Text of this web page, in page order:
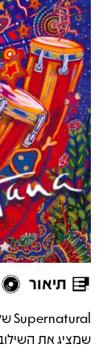
תיאור
שמציג את